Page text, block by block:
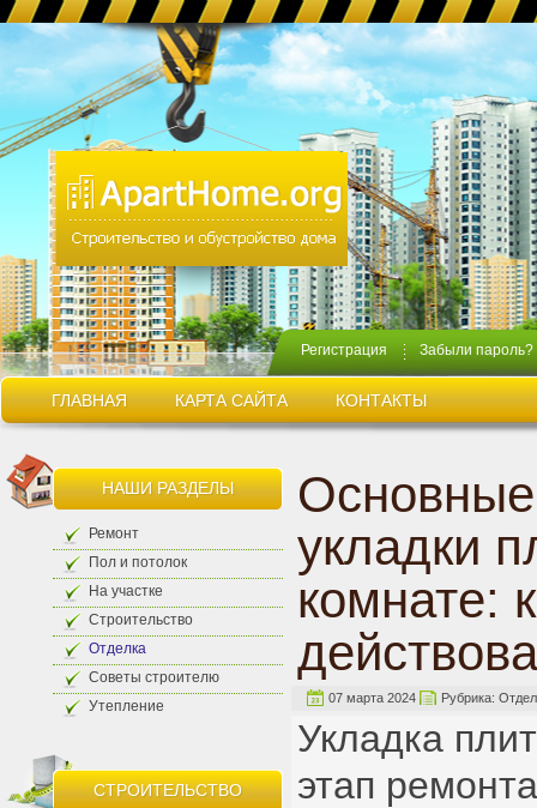
Регистрация Забыли пароль?
ГЛАВНАЯ КАРТА САЙТА КОНТАКТЫ
НАШИ РАЗДЕЛЫ
Ремонт
Пол и потолок
На участке
Строительство
Отделка
Советы строителю
Утепление
СТРОИТЕЛЬСТВО
укладки
комнате:
07 марта 2024 Рубрика:
Укладка
этап